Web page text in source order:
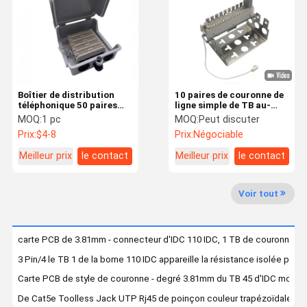
Contrôle
Qualité
Contactez-
Nous
Nouvelles Les Affaires
Demandez
Un Devis
LSA plus le module
10 paires de couronne de
ligne simple de TB au-
dessus du courant au-
dessus de l'unité de
protecteur de tension
MOQ:Peut discuter
Prix:Négociable
Meilleur prix
le contact
Boîtier de distribution
téléphonique 50 paires
pour utilisation intérieure
et extérieure, pour
module LSA 50 paires
MOQ:1 pc
Prix:$4-8
Meilleur prix
le contact
Voir tout
3 Pin/4 le TB 1 de la borne 110 IDC appareille la résistance isolée par
De Cat5e Toolless Jack UTP Rj45 de poinçon couleur trapézoïdale
Tableau de connexions de bâti de support de 48 ports 2U 19"
6 couleur de noir de tableau de connexions du tableau de
Le tableau de connexions de bâti de support de 110 IDC UTP 18 met